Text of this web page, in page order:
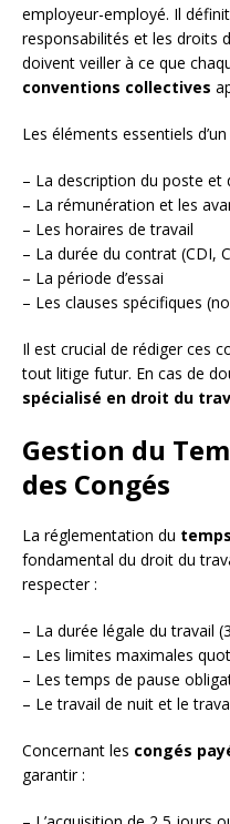
employeur-employé. Il
responsabilités et les droits
doivent veiller à ce que
conventions collectives
Les éléments essentiels
– La description du poste et
– La rémunération et les
– Les horaires de travail
– La durée du contrat (CDI,
– La période d’essai
– Les clauses spécifiques
Il est crucial de rédiger ces
tout litige futur. En cas de
spécialisé en droit du
Gestion du
des Congés
La réglementation du
fondamental du droit du
respecter :
– La durée légale du travail
– Les limites maximales
– Les temps de pause
– Le travail de nuit et le
Concernant les congés
garantir :